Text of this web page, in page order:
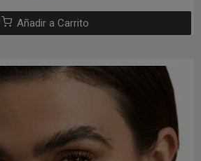
Añadir a Carrito